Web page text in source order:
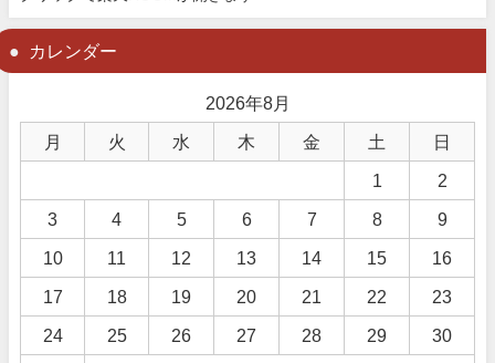
カレンダー
2026年8月
月 火 水 木 金 土 日
1 2
3 4 5 6 7 8 9
10 11 12 13 14 15 16
17 18 19 20 21 22 23
24 25 26 27 28 29 30